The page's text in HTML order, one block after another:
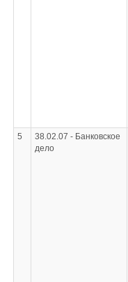
5
38.02.07 - Банковское
дело